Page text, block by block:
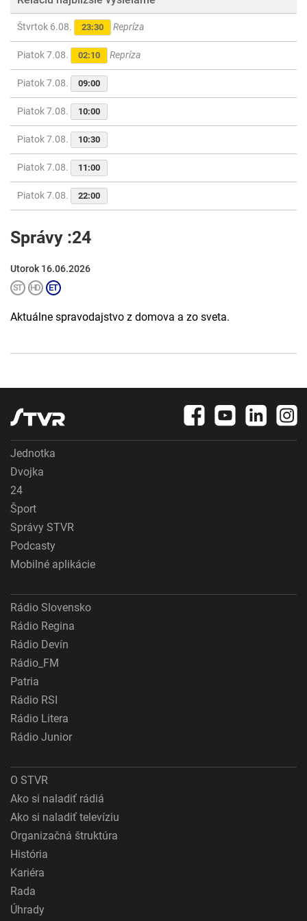
Štvrtok 6.08. 23:30 Repríza
Piatok 7.08. 02:10 Repríza
Piatok 7.08. 09:00
Piatok 7.08. 10:00
Piatok 7.08. 10:30
Piatok 7.08. 11:00
Piatok 7.08. 22:00
Správy :24
Utorok 16.06.2026
Aktuálne spravodajstvo z domova a zo sveta.
Jednotka
Dvojka
24
Šport
Správy STVR
Podcasty
Mobilné aplikácie
Rádio Slovensko
Rádio Regina
Rádio Devín
Rádio_FM
Patria
Rádio RSI
Rádio Litera
Rádio Junior
O STVR
Ako si naladiť rádiá
Ako si naladiť televíziu
Organizačná štruktúra
História
Kariéra
Rada
Úhrady